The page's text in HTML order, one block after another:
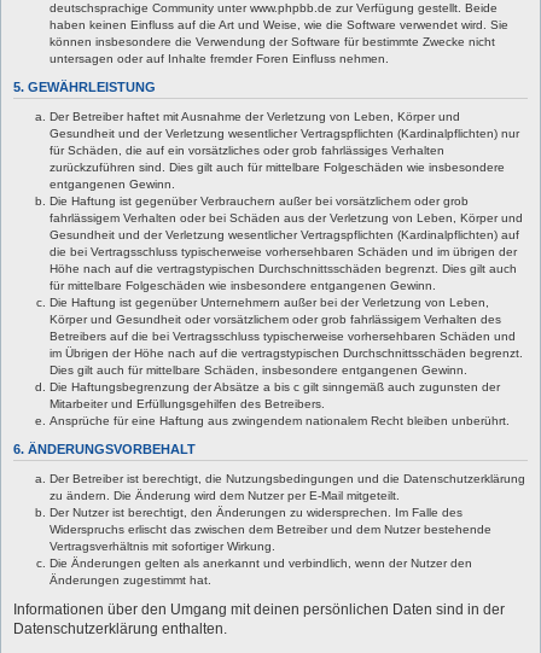
deutschsprachige Community unter www.phpbb.de zur Verfügung gestellt. Beide
haben keinen Einfluss auf die Art und Weise, wie die Software verwendet wird. Sie
können insbesondere die Verwendung der Software für bestimmte Zwecke nicht
untersagen oder auf Inhalte fremder Foren Einfluss nehmen.
5. GEWÄHRLEISTUNG
Der Betreiber haftet mit Ausnahme der Verletzung von Leben, Körper und
Gesundheit und der Verletzung wesentlicher Vertragspflichten (Kardinalpflichten) nur
für Schäden, die auf ein vorsätzliches oder grob fahrlässiges Verhalten
zurückzuführen sind. Dies gilt auch für mittelbare Folgeschäden wie insbesondere
entgangenen Gewinn.
Die Haftung ist gegenüber Verbrauchern außer bei vorsätzlichem oder grob
fahrlässigem Verhalten oder bei Schäden aus der Verletzung von Leben, Körper und
Gesundheit und der Verletzung wesentlicher Vertragspflichten (Kardinalpflichten) auf
die bei Vertragsschluss typischerweise vorhersehbaren Schäden und im übrigen der
Höhe nach auf die vertragstypischen Durchschnittsschäden begrenzt. Dies gilt auch
für mittelbare Folgeschäden wie insbesondere entgangenen Gewinn.
Die Haftung ist gegenüber Unternehmern außer bei der Verletzung von Leben,
Körper und Gesundheit oder vorsätzlichem oder grob fahrlässigem Verhalten des
Betreibers auf die bei Vertragsschluss typischerweise vorhersehbaren Schäden und
im Übrigen der Höhe nach auf die vertragstypischen Durchschnittsschäden begrenzt.
Dies gilt auch für mittelbare Schäden, insbesondere entgangenen Gewinn.
Die Haftungsbegrenzung der Absätze a bis c gilt sinngemäß auch zugunsten der
Mitarbeiter und Erfüllungsgehilfen des Betreibers.
Ansprüche für eine Haftung aus zwingendem nationalem Recht bleiben unberührt.
6. ÄNDERUNGSVORBEHALT
Der Betreiber ist berechtigt, die Nutzungsbedingungen und die Datenschutzerklärung
zu ändern. Die Änderung wird dem Nutzer per E-Mail mitgeteilt.
Der Nutzer ist berechtigt, den Änderungen zu widersprechen. Im Falle des
Widerspruchs erlischt das zwischen dem Betreiber und dem Nutzer bestehende
Vertragsverhältnis mit sofortiger Wirkung.
Die Änderungen gelten als anerkannt und verbindlich, wenn der Nutzer den
Änderungen zugestimmt hat.
Informationen über den Umgang mit deinen persönlichen Daten sind in der
Datenschutzerklärung enthalten.